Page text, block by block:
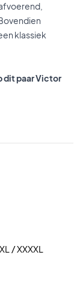
klassiek
dit paar Victor
/ XXXXL